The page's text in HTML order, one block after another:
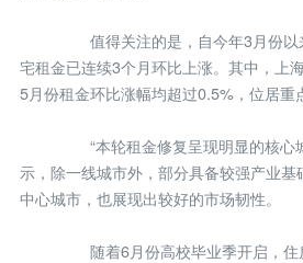
值得关注的是，自今年3月份以
宅租金已连续3个月环比上涨。其中，上
5月份租金环比涨幅均超过0.5%，位居重
“本轮租金修复呈现明显的核心
示，除一线城市外，部分具备较强产业
中心城市，也展现出较好的市场韧性。
随着6月份高校毕业季开启，住